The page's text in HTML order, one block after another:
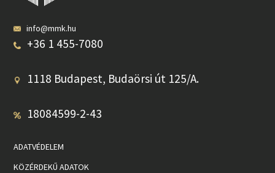
info@mmk.hu
+36 1 455-7080
1118 Budapest, Budaörsi út 125/A.
18084599-2-43
ADATVÉDELEM
KÖZÉRDEKŰ ADATOK